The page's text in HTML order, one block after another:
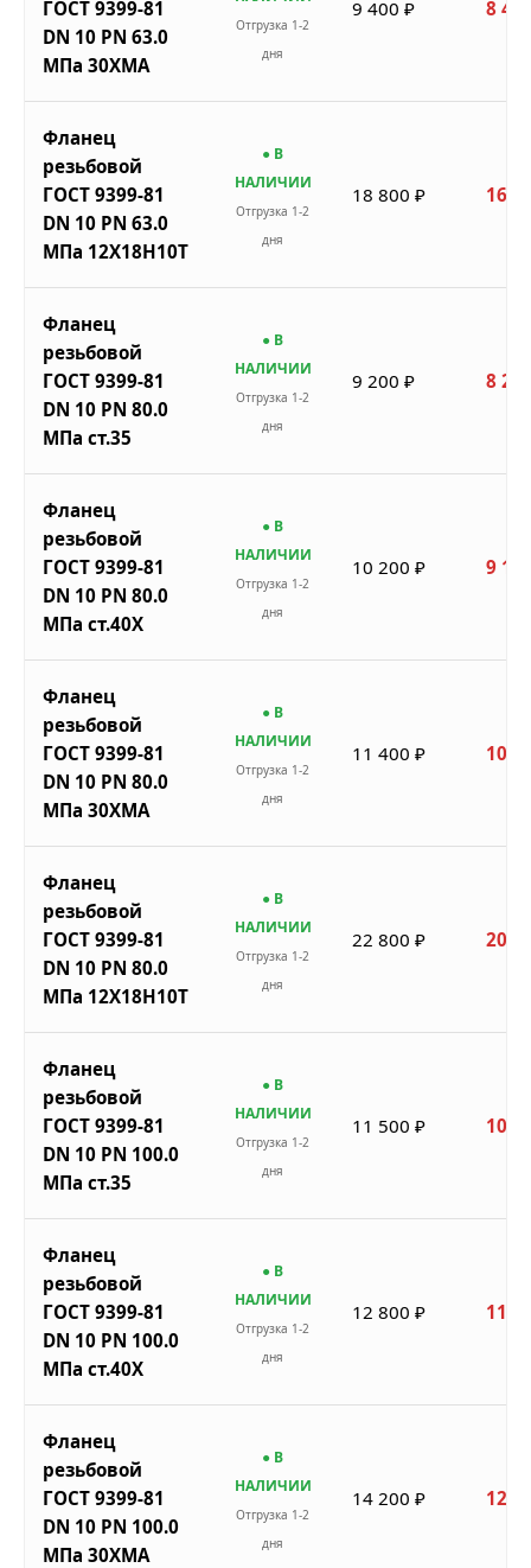
ГОСТ 9399-81
DN 10 PN 63.0
МПа 30ХМА
Отгрузка 1-2
дня
9 400 ₽ 8
Фланец
резьбовой
ГОСТ 9399-81
DN 10 PN 63.0
МПа 12Х18Н10Т
● В
НАЛИЧИИ
Отгрузка 1-2
дня
18 800 ₽ 16
Фланец
резьбовой
ГОСТ 9399-81
DN 10 PN 80.0
МПа ст.35
● В
НАЛИЧИИ
Отгрузка 1-2
дня
9 200 ₽ 8
Фланец
резьбовой
ГОСТ 9399-81
DN 10 PN 80.0
МПа ст.40Х
● В
НАЛИЧИИ
Отгрузка 1-2
дня
10 200 ₽ 9
Фланец
резьбовой
ГОСТ 9399-81
DN 10 PN 80.0
МПа 30ХМА
● В
НАЛИЧИИ
Отгрузка 1-2
дня
11 400 ₽ 10
Фланец
резьбовой
ГОСТ 9399-81
DN 10 PN 80.0
МПа 12Х18Н10Т
● В
НАЛИЧИИ
Отгрузка 1-2
дня
22 800 ₽ 20
Фланец
резьбовой
ГОСТ 9399-81
DN 10 PN 100.0
МПа ст.35
● В
НАЛИЧИИ
Отгрузка 1-2
дня
11 500 ₽ 10
Фланец
резьбовой
ГОСТ 9399-81
DN 10 PN 100.0
МПа ст.40Х
● В
НАЛИЧИИ
Отгрузка 1-2
дня
12 800 ₽ 11
Фланец
резьбовой
ГОСТ 9399-81
DN 10 PN 100.0
МПа 30ХМА
● В
НАЛИЧИИ
Отгрузка 1-2
дня
14 200 ₽ 12